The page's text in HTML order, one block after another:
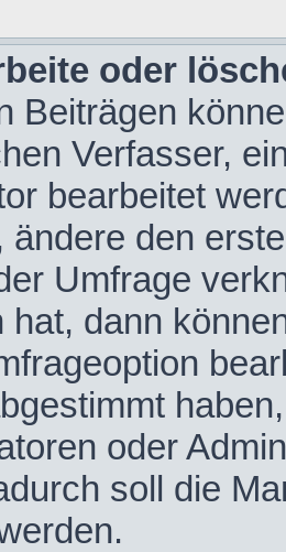
oder
Beiträgen
Verfasser,
bearbeitet
ändere den
Umfrage
hat, dann
oder
soll die